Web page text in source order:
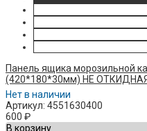
Панель ящика морозильной
(420*180*30мм) НЕ
Нет в наличии
Артикул: 4551630400
600 ₽
В корзину